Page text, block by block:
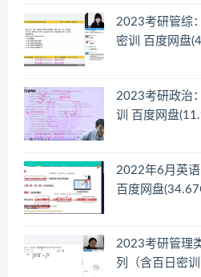
2023考研管综
密训 百度网盘
2023考研政治
训 百度网盘
2022年6月英
百度网盘
2023考研管理
列（含百日密